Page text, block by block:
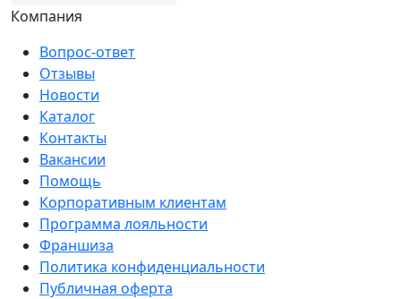
Компания
Вопрос-ответ
Отзывы
Новости
Каталог
Контакты
Вакансии
Помощь
Корпоративным клиентам
Программа лояльности
Франшиза
Политика конфиденциальности
Публичная оферта